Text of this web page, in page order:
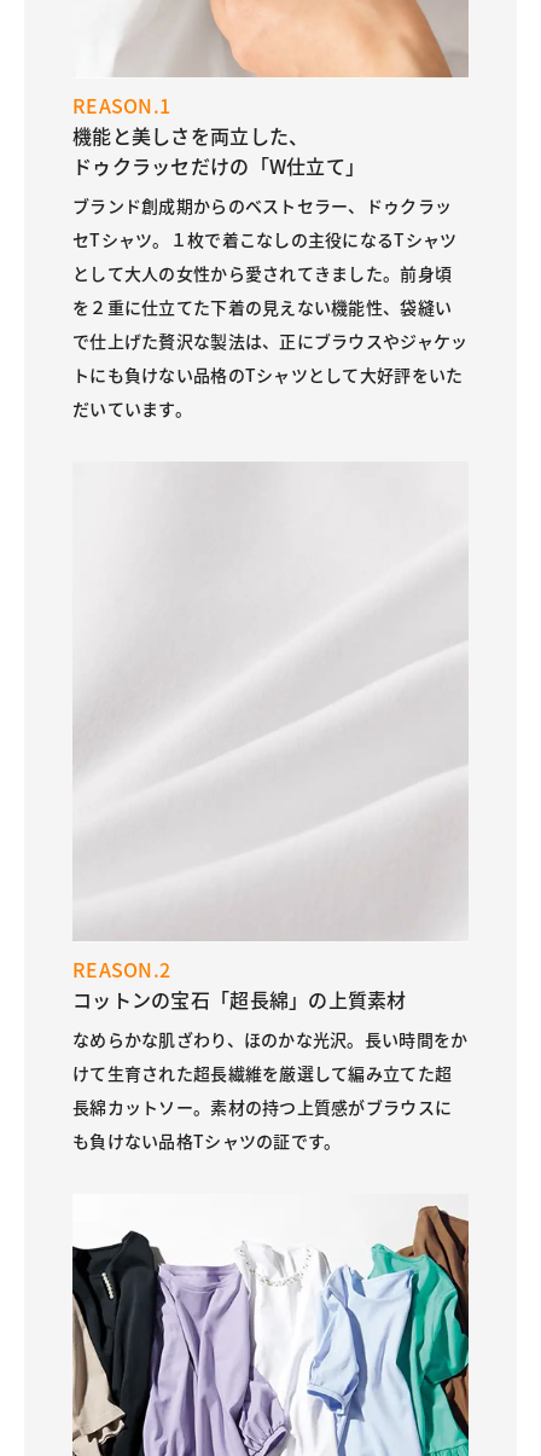
REASON.1
機能と美しさを両立した、
ドゥクラッセだけの「W仕立て」
ブランド創成期からのベストセラー、ドゥクラッ
セTシャツ。１枚で着こなしの主役になるTシャツ
として大人の女性から愛されてきました。前身頃
を２重に仕立てた下着の見えない機能性、袋縫い
で仕上げた贅沢な製法は、正にブラウスやジャケッ
トにも負けない品格のTシャツとして大好評をいた
だいています。
REASON.2
コットンの宝石「超長綿」の上質素材
なめらかな肌ざわり、ほのかな光沢。長い時間をか
けて生育された超長繊維を厳選して編み立てた超
長綿カットソー。素材の持つ上質感がブラウスに
も負けない品格Tシャツの証です。